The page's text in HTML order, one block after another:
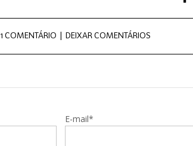
1 COMENTÁRIO | DEIXAR COMENTÁRIOS
E-mail*